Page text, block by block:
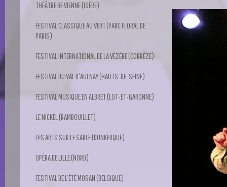
THÉÂTRE DE VIENNE (ISÈRE)
FESTIVAL CLASSIQUE AU VERT (PARC FLORAL DE
PARIS)
FESTIVAL INTERNATIONAL DE LA VÉZÈRE (CORRÈZE)
FESTIVAL DU VAL D’AULNAY (HAUTS-DE-SEINE)
FESTIVAL MUSIQUE EN ALBRET (LOT-ET-GARONNE)
LE NICKEL (RAMBOUILLET)
LES ARTS SUR LE SABLE (DUNKERQUE)
OPÉRA DE LILLE (NORD)
FESTIVAL DE L’ÉTÉ MOSAN (BELGIQUE)